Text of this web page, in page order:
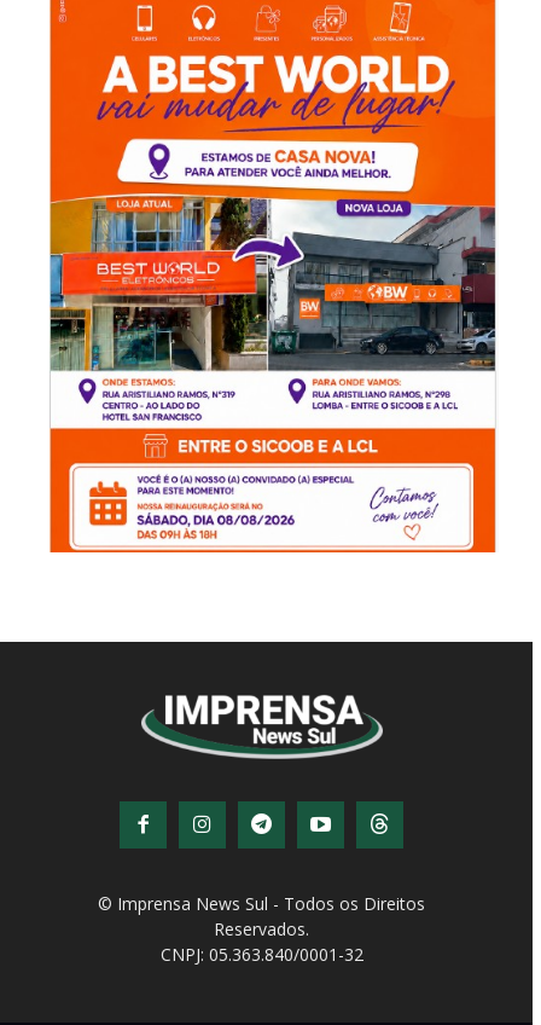
© Imprensa News Sul - Todos os Direitos
Reservados.
CNPJ: 05.363.840/0001-32